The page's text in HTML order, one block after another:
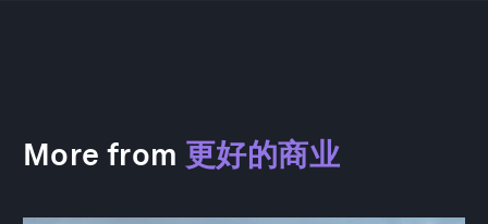
More from 更好的商业